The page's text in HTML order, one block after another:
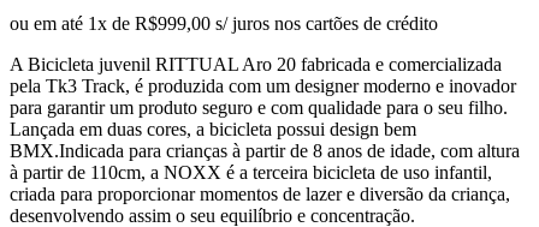
ou em até 1x de R$999,00 s/ juros nos cartões de crédito
A Bicicleta juvenil RITTUAL Aro 20 fabricada e comercializada
pela Tk3 Track, é produzida com um designer moderno e inovador
para garantir um produto seguro e com qualidade para o seu filho.
Lançada em duas cores, a bicicleta possui design bem
BMX.Indicada para crianças à partir de 8 anos de idade, com altura
à partir de 110cm, a NOXX é a terceira bicicleta de uso infantil,
criada para proporcionar momentos de lazer e diversão da criança,
desenvolvendo assim o seu equilíbrio e concentração.